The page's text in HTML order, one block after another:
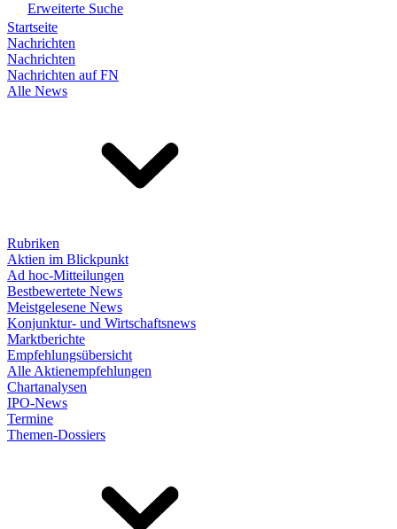
Erweiterte Suche
Startseite
Nachrichten
Nachrichten
Nachrichten auf FN
Alle News
Rubriken
Aktien im Blickpunkt
Ad hoc-Mitteilungen
Bestbewertete News
Meistgelesene News
Konjunktur- und Wirtschaftsnews
Marktberichte
Empfehlungsübersicht
Alle Aktienempfehlungen
Chartanalysen
IPO-News
Termine
Themen-Dossiers